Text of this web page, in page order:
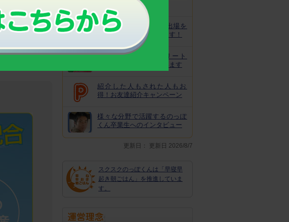
った！
め！
ついて
ジュニアオリンピック出場を
目指してがんばっています！
世界で活躍するアスリート
キッズをサポートしています
紹介した人もされた人もお
得！お友達紹介キャンペーン
様々な分野で活躍するのっぽ
くん卒業生へのインタビュー
更新日： 更新日 2026/8/7
スクスクのっぽくんは「早寝早
起き朝ごはん」を推進していま
す。